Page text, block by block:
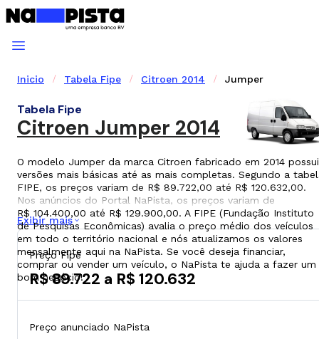
Inicio Tabela Fipe Citroen 2014 Jumper
Tabela Fipe
Citroen Jumper 2014
O modelo Jumper da marca Citroen fabricado em 2014 possui
versões mais básicas até as mais completas. Segundo a
FIPE, os preços variam de R$ 89.722,00 até R$ 120.632,00.
Nos anúncios do Portal NaPista, os preços variam de
R$ 104.400,00 até R$ 129.900,00. A FIPE (Fundação Instituto
de Pesquisas Econômicas) avalia o preço médio dos veículos
em todo o território nacional e nós atualizamos os valores
mensalmente aqui na NaPista. Se você deseja financiar,
comprar ou vender um veículo, o NaPista te ajuda a fazer um
bom negócio!
Exibir mais
Preço Fipe
R$ 89.722 a R$ 120.632
Preço anunciado NaPista